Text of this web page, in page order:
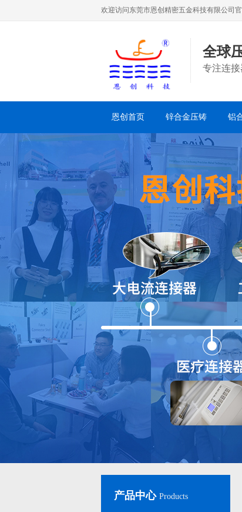
欢迎访问东莞市恩创精密五金科技有限公司官
全球
专注连
恩创首页 锌合金压铸 铝
产品中心 Products